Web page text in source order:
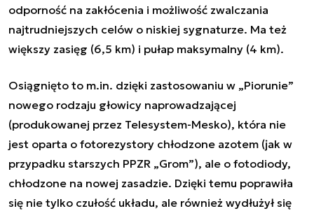
odporność na zakłócenia i możliwość zwalczania
najtrudniejszych celów o niskiej sygnaturze. Ma też
większy zasięg (6,5 km) i pułap maksymalny (4 km).
Osiągnięto to m.in. dzięki zastosowaniu w „Piorunie”
nowego rodzaju głowicy naprowadzającej
(produkowanej przez Telesystem-Mesko), która nie
jest oparta o fotorezystory chłodzone azotem (jak w
przypadku starszych PPZR „Grom”), ale o fotodiody,
chłodzone na nowej zasadzie. Dzięki temu poprawiła
się nie tylko czułość układu, ale również wydłużył się